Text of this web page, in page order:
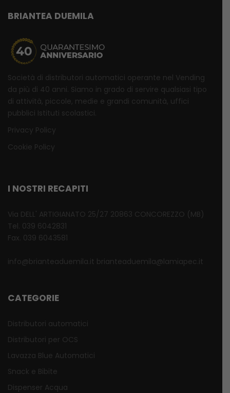
BRIANTEA DUEMILA
Società di distributori automatici operante nel Vending
da più di 40 anni. Siamo in grado di servire qualsiasi tipo
di attività, piccole, medie e grandi comunità, uffici
pubblici Istituti scolastici.
Privacy Policy
Cookie Policy
I NOSTRI RECAPITI
Via DELL' ARTIGIANATO 25/27 20863 CONCOREZZO (MB)
Tel. 039 6042831
Fax. 039 6043581
info@brianteaduemila.it brianteaduemila@lamiapec.it
CATEGORIE
Distributori automatici
Distributori per OCS
Lavazza Blue Automatici
Snack e Bibite
Dispenser Acqua